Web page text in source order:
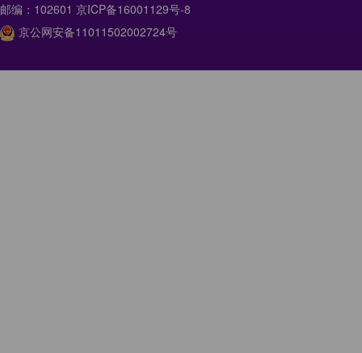
邮编：102601 京ICP备16001129号-8
京公网安备11011502002724号